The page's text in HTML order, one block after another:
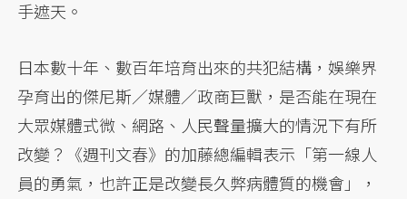
手遮天。
日本數十年、數百年培育出來的共犯結構，娛樂界
孕育出的傑尼斯／媒體／政商巨獸，是否能在現在
大眾媒體式微、網路、人民聲量擴大的情況下有所
改變？《週刊文春》的加藤總編輯表示「第一線人
員的勇氣，也許正是改變長久弊病體質的機會」，